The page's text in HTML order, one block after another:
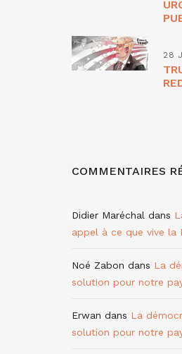
28
COMMENTAIRES
Didier Maréchal dans
appel à ce que vive la
Noé Zabon dans La
solution pour notre
Erwan dans La
solution pour notre